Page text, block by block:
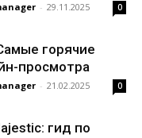
- 29.11.2025 0
горячие
просмотра
- 21.02.2025 0
гид по